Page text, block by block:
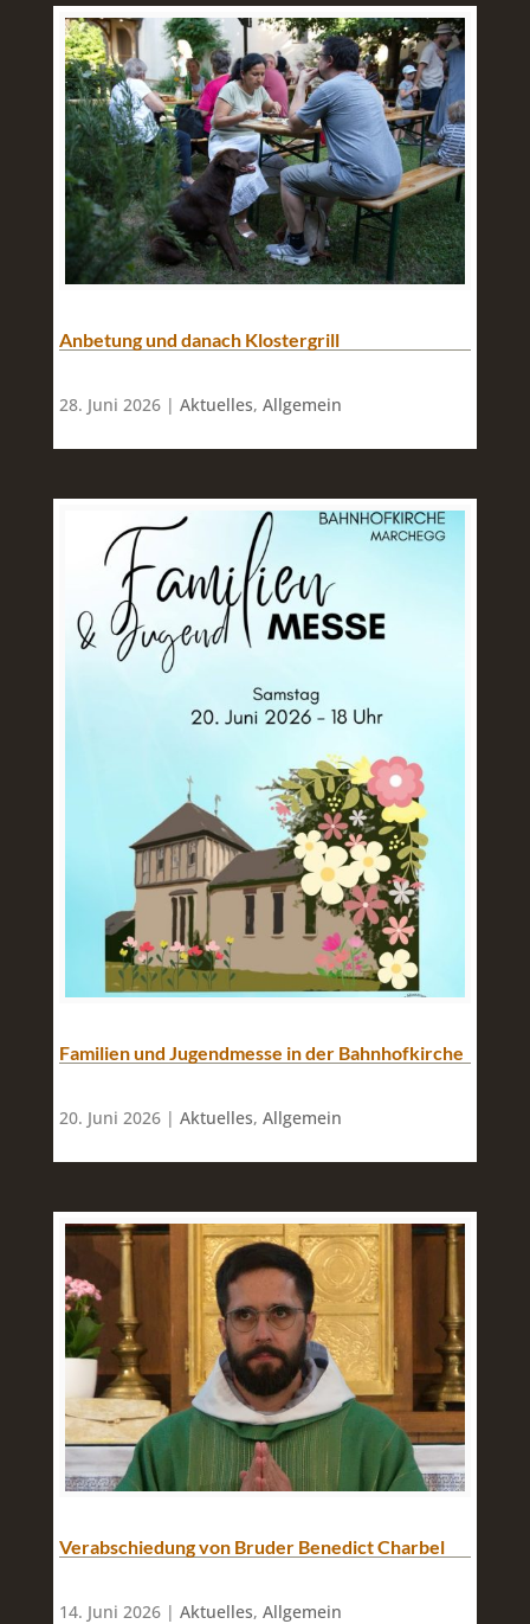
Anbetung und danach Klostergrill
28. Juni 2026 | Aktuelles, Allgemein
Familien und Jugendmesse in der Bahnhofkirche
20. Juni 2026 | Aktuelles, Allgemein
Verabschiedung von Bruder Benedict Charbel
14. Juni 2026 | Aktuelles, Allgemein